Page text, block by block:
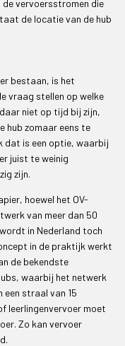
de vervoersstromen die
de locatie van de hub
bestaan, is het
vraag stellen op welke
niet op tijd bij zijn,
hub zomaar eens te
dat is een optie, waarbij
juist te weinig
zijn.
hoewel het OV-
van meer dan 50
in Nederland toch
in de praktijk werkt
de bekendste
waarbij het netwerk
een straal van 15
leerlingenvervoer moet
Zo kan vervoer